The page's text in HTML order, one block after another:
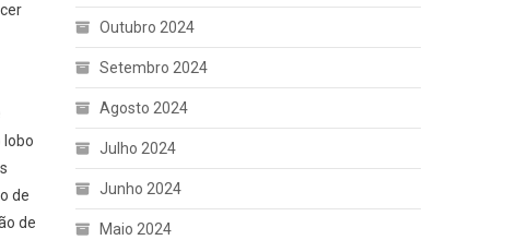
lobo
de
de
Outubro 2024
Setembro 2024
Agosto 2024
Julho 2024
Junho 2024
Maio 2024